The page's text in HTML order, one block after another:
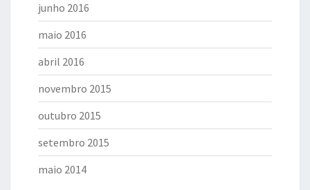
junho 2016
maio 2016
abril 2016
novembro 2015
outubro 2015
setembro 2015
maio 2014